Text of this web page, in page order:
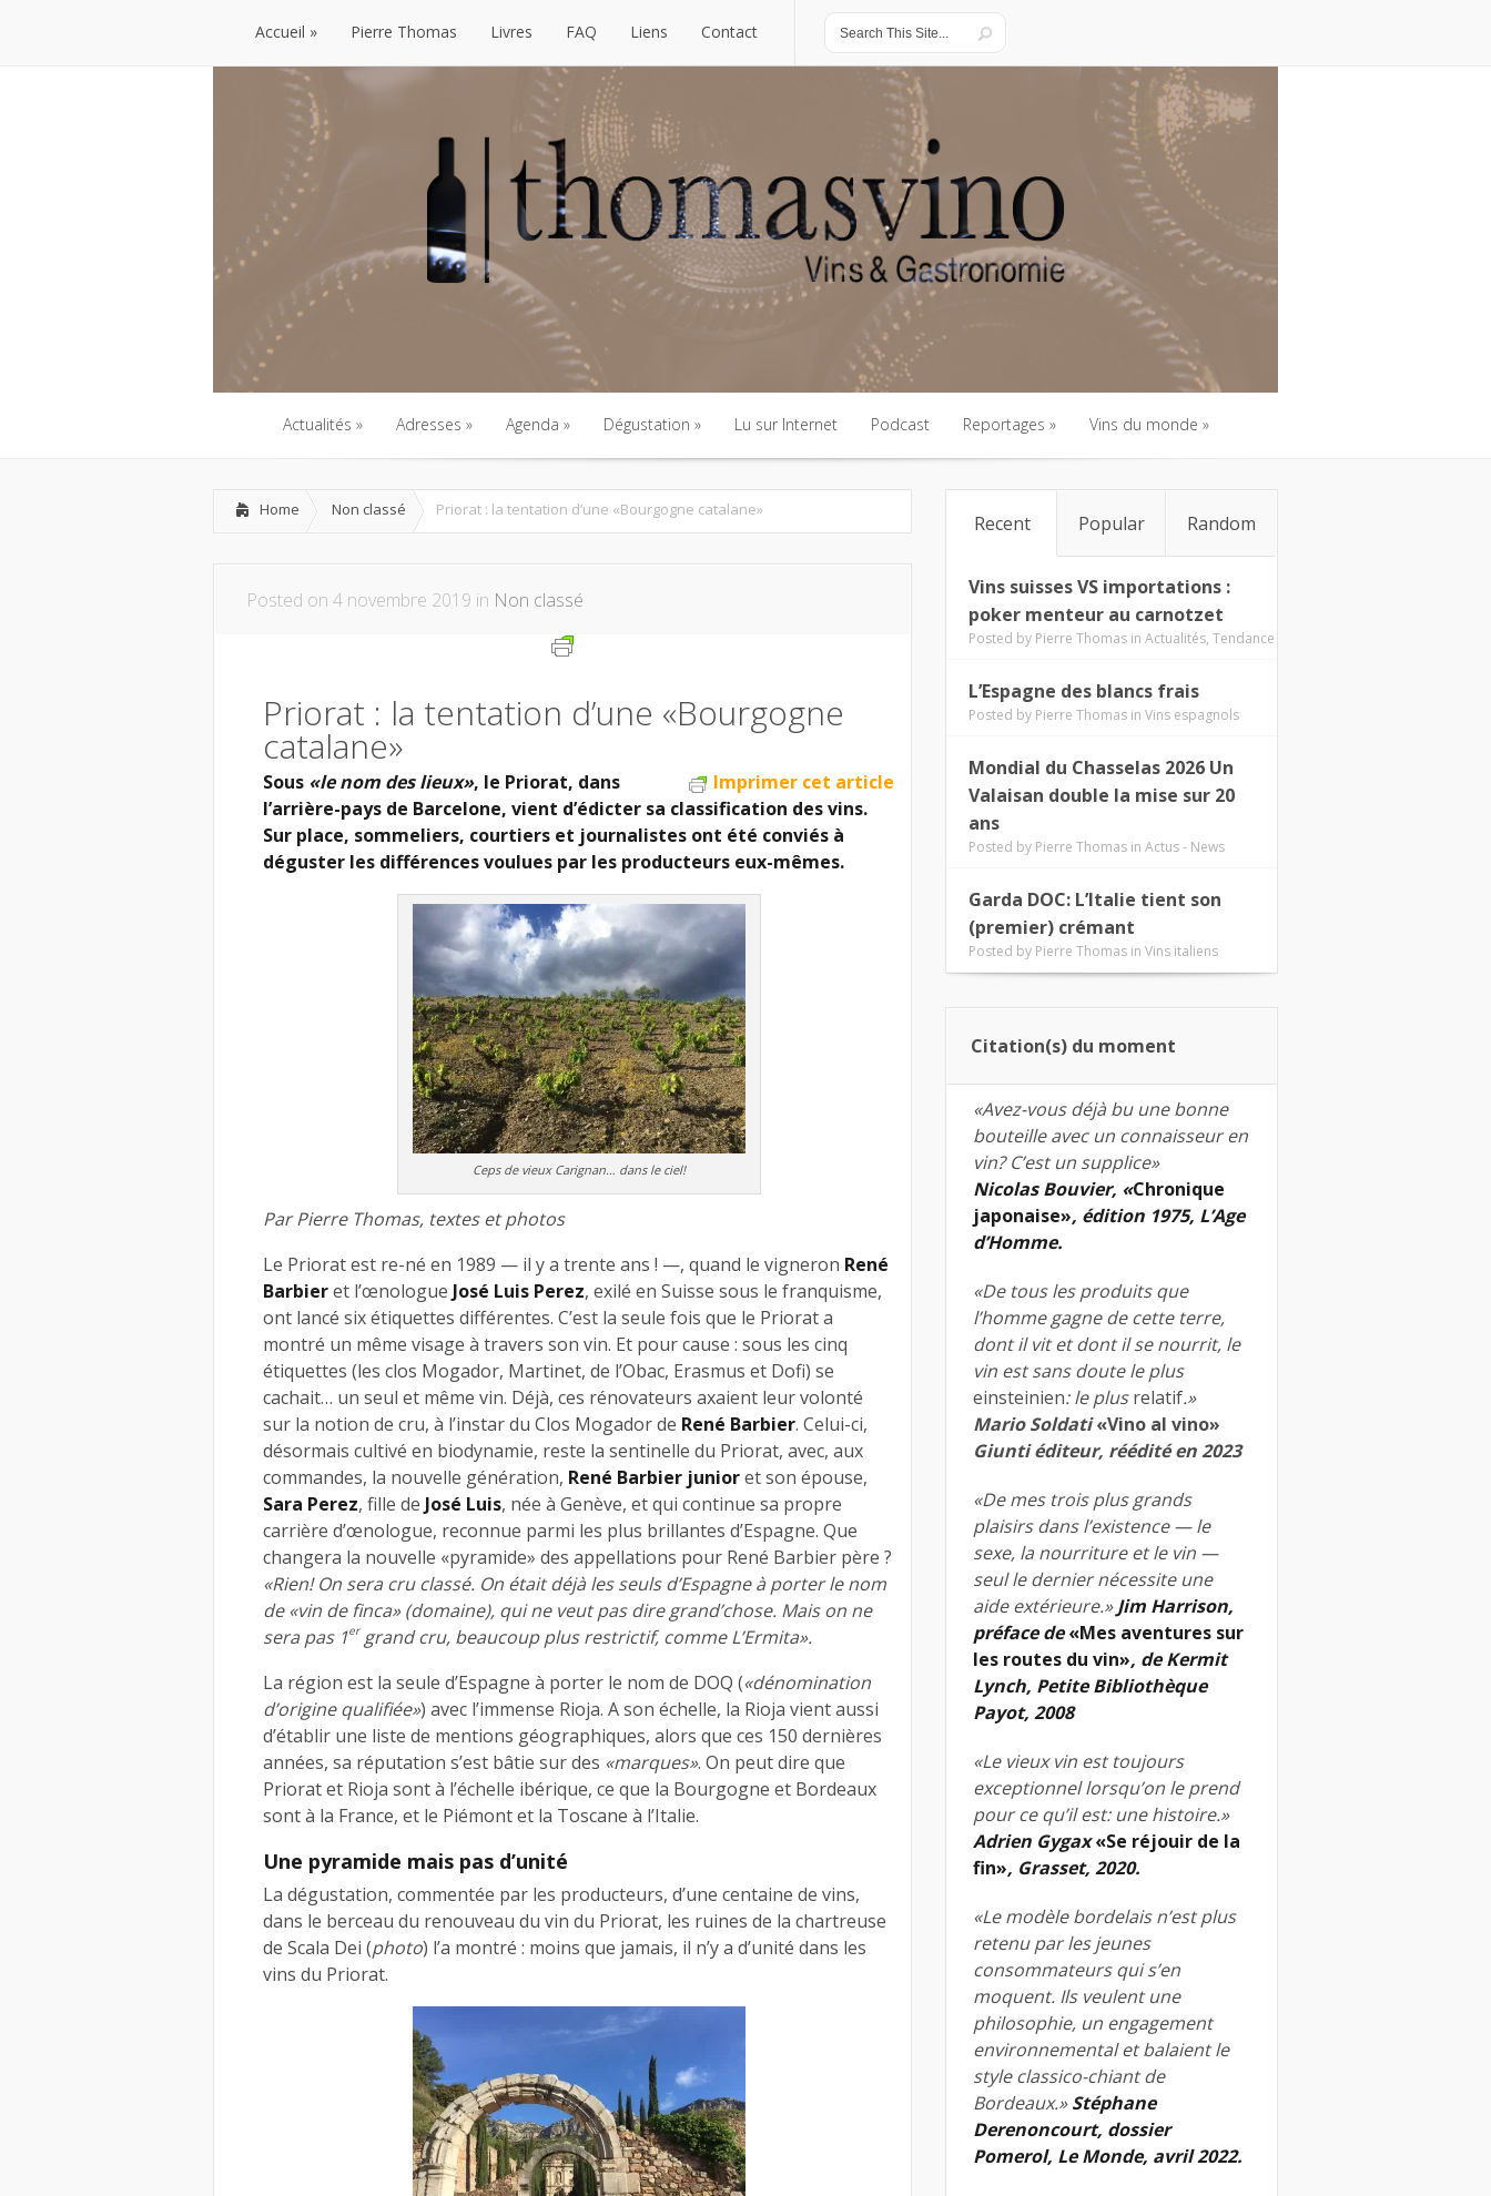
Accueil
Accueil
Pierre Thomas Livres FAQ Liens Contact
Actualités
Actualités
Adresses
Adresses
Agenda
Agenda
Dégustation
Dégustation
Lu sur Internet
Lu sur Internet
Podcast
Podcast
Reportages
Reportages
Vins du monde
Vins du monde
Home Non classé Priorat : la tentation d’une «Bourgogne catalane»
Posted on 4 novembre 2019 in Non classé
Priorat : la tentation d’une «Bourgogne
catalane»
Imprimer cet article
Sous «le nom des lieux», le Priorat, dans
l’arrière-pays de Barcelone, vient d’édicter sa classification des vins.
Sur place, sommeliers, courtiers et journalistes ont été conviés à
déguster les différences voulues par les producteurs eux-mêmes.
Ceps de vieux Carignan… dans le ciel!
Par Pierre Thomas, textes et photos
Le Priorat est re-né en 1989 — il y a trente ans ! —, quand le vigneron René
Barbieret l’œnologue José Luis Perez, exilé en Suisse sous le franquisme,
ont lancé six étiquettes différentes. C’est la seule fois que le Priorat a
montré un même visage à travers son vin. Et pour cause : sous les cinq
étiquettes (les clos Mogador, Martinet, de l’Obac, Erasmus et Dofi) se
cachait… un seul et même vin. Déjà, ces rénovateurs axaient leur volonté
sur la notion de cru, à l’instar du Clos Mogador de René Barbier. Celui-ci,
désormais cultivé en biodynamie, reste la sentinelle du Priorat, avec, aux
commandes, la nouvelle génération, René Barbier junioret son épouse,
Sara Perez, fille de José Luis, née à Genève, et qui continue sa propre
carrière d’œnologue, reconnue parmi les plus brillantes d’Espagne. Que
changera la nouvelle «pyramide» des appellations pour René Barbier père ?
«Rien! On sera cru classé. On était déjà les seuls d’Espagne à porter le nom
de «vin de finca» (domaine), qui ne veut pas dire grand’chose. Mais on ne
sera pas 1ergrand cru, beaucoup plus restrictif, comme L’Ermita».
La région est la seule d’Espagne à porter le nom de DOQ («dénomination
d’origine qualifiée») avec l’immense Rioja. A son échelle, la Rioja vient aussi
d’établir une liste de mentions géographiques, alors que ces 150 dernières
années, sa réputation s’est bâtie sur des «marques». On peut dire que
Priorat et Rioja sont à l’échelle ibérique, ce que la Bourgogne et Bordeaux
sont à la France, et le Piémont et la Toscane à l’Italie.
Une pyramide mais pas d’unité
La dégustation, commentée par les producteurs, d’une centaine de vins,
dans le berceau du renouveau du vin du Priorat, les ruines de la chartreuse
de Scala Dei (photo) l’a montré : moins que jamais, il n’y a d’unité dans les
vins du Priorat.
Recent Popular Random
Vins suisses VS importations :
poker menteur au carnotzet
Posted by Pierre Thomas in Actualités, Tendance
L’Espagne des blancs frais
Posted by Pierre Thomas in Vins espagnols
Mondial du Chasselas 2026 Un
Valaisan double la mise sur 20
ans
Posted by Pierre Thomas in Actus - News
Garda DOC: L’Italie tient son
(premier) crémant
Posted by Pierre Thomas in Vins italiens
Citation(s) du moment
«Avez-vous déjà bu une bonne
bouteille avec un connaisseur en
vin? C’est un supplice»
Nicolas Bouvier, «Chronique
japonaise», édition 1975, L’Age
d’Homme.
«De tous les produits que
l’homme gagne de cette terre,
dont il vit et dont il se nourrit, le
vin est sans doute le plus
einsteinien: le plusrelatif.»
Mario Soldati«Vino al vino»
Giunti éditeur, réédité en 2023
«De mes trois plus grands
plaisirs dans l’existence — le
sexe, la nourriture et le vin —
seul le dernier nécessite une
aide extérieure.»Jim Harrison,
préface de«Mes aventures sur
les routes du vin», de Kermit
Lynch, Petite Bibliothèque
Payot, 2008
«Le vieux vin est toujours
exceptionnel lorsqu’on le prend
pour ce qu’il est: une histoire.»
Adrien Gygax«Se réjouir de la
fin», Grasset, 2020.
«Le modèle bordelais n’est plus
retenu par les jeunes
consommateurs qui s’en
moquent. Ils veulent une
philosophie, un engagement
environnemental et balaient le
style classico-chiant de
Bordeaux.»Stéphane
Derenoncourt, dossier
Pomerol, Le Monde, avril 2022.